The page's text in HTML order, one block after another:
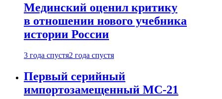
Мединский оценил критику
в отношении нового учебника
истории России
3 года спустя2 года спустя
Первый серийный
импортозамещенный МС-21